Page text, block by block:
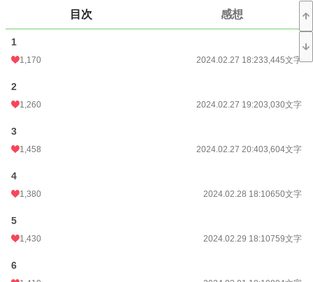
4,370 位 / 228,589 件
お気に入り
24h.ポイント
文字数
更新日時
初回公開日時
初回完結日時
累計ポイント
目次 感想
1
1,170 2024.02.27 18:233,445文字
2
1,260 2024.02.27 19:203,030文字
3
1,458 2024.02.27 20:403,604文字
4
1,380 2024.02.28 18:10650文字
5
1,430 2024.02.29 18:10759文字
6